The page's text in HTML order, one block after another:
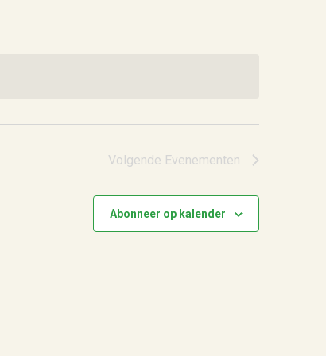
Volgende Evenementen
Abonneer op kalender